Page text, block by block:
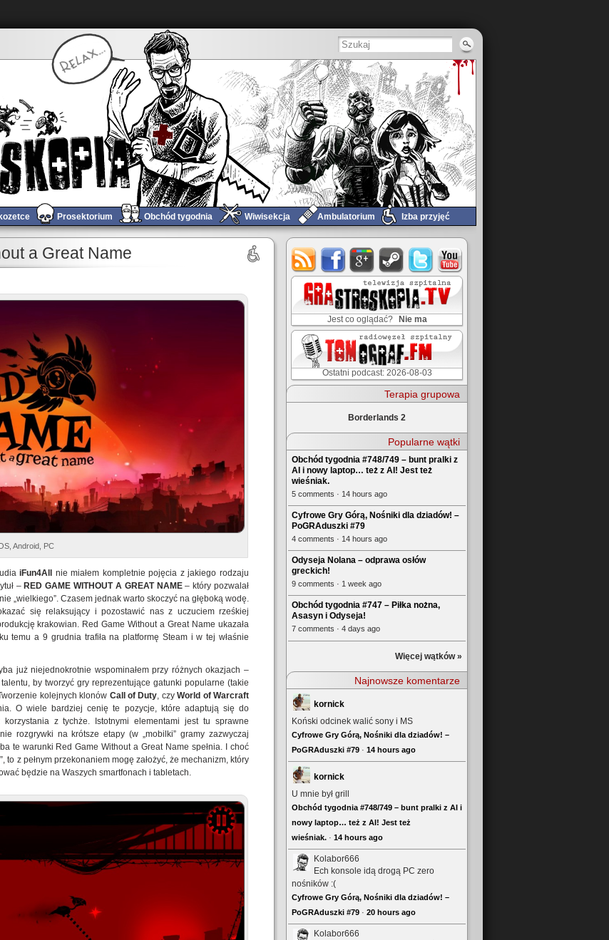
Prosektorium Obchód tygodnia Wiwisekcja Ambulatorium Izba przyjęć
Gwiezdne Wojny – Przebudzenie Mocy (gorące wrażenia z nocnej premiery)»
a Great Name
Android, PC
iFun4All nie miałem kompletnie pojęcia z jakiego rodzaju
– RED GAME WITHOUT A GREAT NAME– który pozwalał
„wielkiego”. Czasem jednak warto skoczyć na głęboką wodę.
się relaksujący i pozostawić nas z uczuciem rześkiej
krakowian. Red Game Without a Great Name ukazała
temu a 9 grudnia trafiła na platformę Steam i w tej właśnie
już niejednokrotnie wspominałem przy różnych okazjach –
by tworzyć gry reprezentujące gatunki popularne (takie
kolejnych klonów Call of Duty, czyWorld of Warcraft
O wiele bardziej cenię te pozycje, które adaptują się do
z tychże. Istotnymi elementami jest tu sprawne
rozgrywki na krótsze etapy (w „mobilki” gramy zazwyczaj
te warunki Red Game Without a Great Name spełnia. I choć
to z pełnym przekonaniem mogę założyć, że mechanizm, który
będzie na Waszych smartfonach i tabletach.
Jest co oglądać? Nie ma
Ostatni podcast: 2026-08-03
Terapia grupowa
Borderlands 2
Popularne wątki
Obchód tygodnia #748/749 – bunt pralki z
AI i nowy laptop… też z AI! Jest też
wieśniak.
5 comments · 14 hours ago
Cyfrowe Gry Górą, Nośniki dla dziadów! –
PoGRAduszki #79
4 comments · 14 hours ago
Odyseja Nolana – odprawa osłów
greckich!
9 comments · 1 week ago
Obchód tygodnia #747 – Piłka nożna,
Asasyn i Odyseja!
7 comments · 4 days ago
Więcej wątków »
Najnowsze komentarze
kornick
Koński odcinek walić sony i MS
Cyfrowe Gry Górą, Nośniki dla dziadów! –
PoGRAduszki #79 · 14 hours ago
kornick
U mnie był grill
Obchód tygodnia #748/749 – bunt pralki z AI i
nowy laptop… też z AI! Jest też
wieśniak. · 14 hours ago
Kolabor666
Ech konsole idą drogą PC zero
nośników :(
Cyfrowe Gry Górą, Nośniki dla dziadów! –
PoGRAduszki #79 · 20 hours ago
Kolabor666